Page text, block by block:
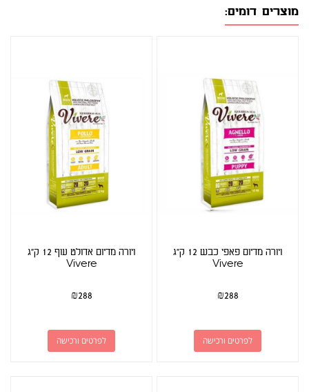
מוצרים דומים:
ויורה מדיום פאפי כבש 12 ק"ג
Vivere
₪288
לפרטים ורכישה
ויורה מדיום אדולט עוף 12 ק"ג
Vivere
₪288
לפרטים ורכישה